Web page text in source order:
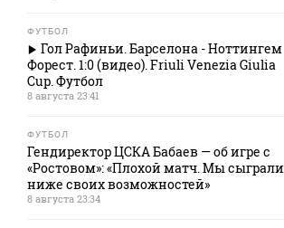
ФУТБОЛ
Гол Рафиньи. Барселона - Ноттингем
Форест. 1:0 (видео). Friuli Venezia Giulia
Cup. Футбол
8 августа 23:41
ФУТБОЛ
Гендиректор ЦСКА Бабаев — об игре с
«Ростовом»: «Плохой матч. Мы сыграли
ниже своих возможностей»
8 августа 23:34